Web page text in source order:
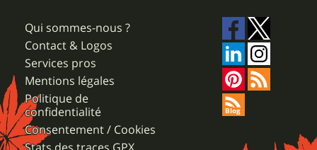
Qui sommes-nous ?
Contact & Logos
Services pros
Mentions légales
Politique de
confidentialité
Consentement / Cookies